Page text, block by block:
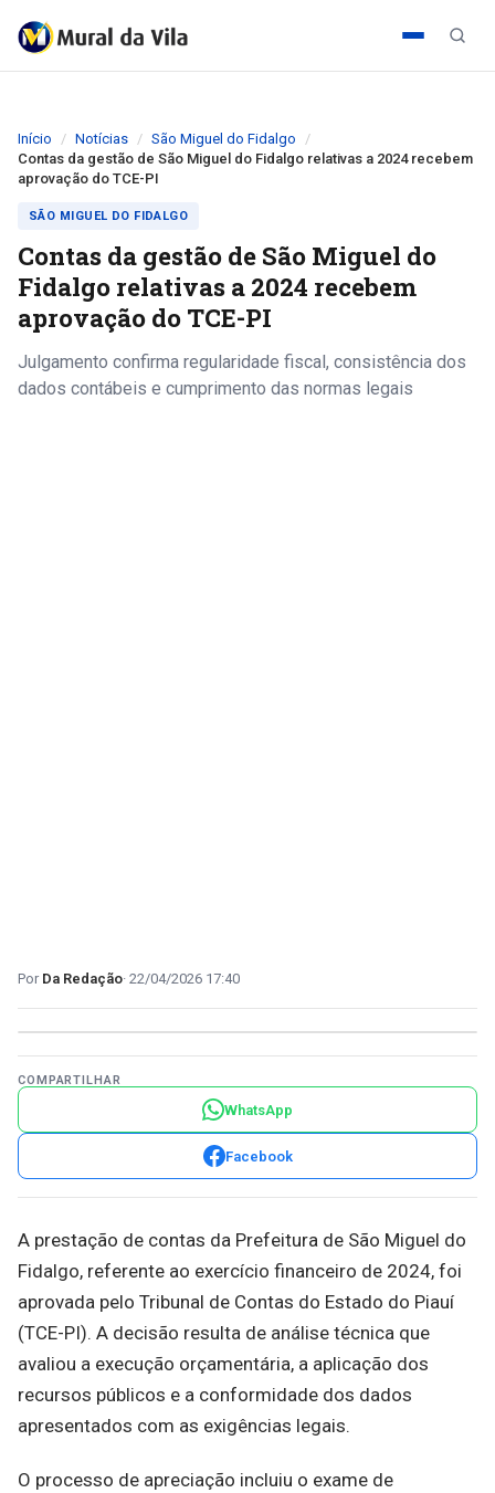
Início Notícias
São Miguel do Fidalgo
Contas da gestão de São Miguel do Fidalgo relativas a 2024 recebem
aprovação do TCE-PI
SÃO MIGUEL DO FIDALGO
Contas da gestão de São Miguel do
Fidalgo relativas a 2024 recebem
aprovação do TCE-PI
Julgamento confirma regularidade fiscal, consistência dos
dados contábeis e cumprimento das normas legais
Da Redação 22/04/2026 17:40
COMPARTILHAR
WhatsApp
Facebook
A prestação de contas da Prefeitura de São Miguel do
Fidalgo, referente ao exercício financeiro de 2024, foi
aprovada pelo Tribunal de Contas do Estado do Piauí
(TCE-PI). A decisão resulta de análise técnica que
avaliou a execução orçamentária, a aplicação dos
recursos públicos e a conformidade dos dados
apresentados com as exigências legais.
O processo de apreciação incluiu o exame de